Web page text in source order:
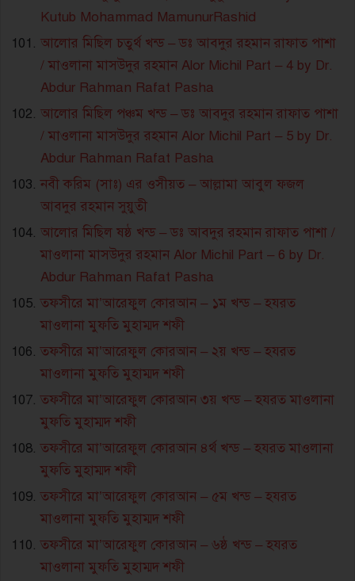
Kutub Mohammad MamunurRashid
আলোর মিছিল চতুর্থ খন্ড – ডঃ আবদুর রহমান রাফাত পাশা
/ মাওলানা মাসউদুর রহমান Alor Michil Part – 4 by Dr.
Abdur Rahman Rafat Pasha
আলোর মিছিল পঞ্চম খন্ড – ডঃ আবদুর রহমান রাফাত পাশা
/ মাওলানা মাসউদুর রহমান Alor Michil Part – 5 by Dr.
Abdur Rahman Rafat Pasha
নবী করিম (সাঃ) এর ওসীয়ত – আল্লামা আবুল ফজল
আবদুর রহমান সুয়ুতী
আলোর মিছিল ষষ্ঠ খন্ড – ডঃ আবদুর রহমান রাফাত পাশা /
মাওলানা মাসউদুর রহমান Alor Michil Part – 6 by Dr.
Abdur Rahman Rafat Pasha
তফসীরে মা’আরেফুল কোরআন – ১ম খন্ড – হযরত
মাওলানা মুফতি মুহাম্মদ শফী
তফসীরে মা’আরেফুল কোরআন – ২য় খন্ড – হযরত
মাওলানা মুফতি মুহাম্মদ শফী
তফসীরে মা’আরেফুল কোরআন ৩য় খন্ড – হযরত মাওলানা
মুফতি মুহাম্মদ শফী
তফসীরে মা’আরেফুল কোরআন ৪র্থ খন্ড – হযরত মাওলানা
মুফতি মুহাম্মদ শফী
তফসীরে মা’আরেফুল কোরআন – ৫ম খন্ড – হযরত
মাওলানা মুফতি মুহাম্মদ শফী
তফসীরে মা’আরেফুল কোরআন – ৬ষ্ঠ খন্ড – হযরত
মাওলানা মুফতি মুহাম্মদ শফী